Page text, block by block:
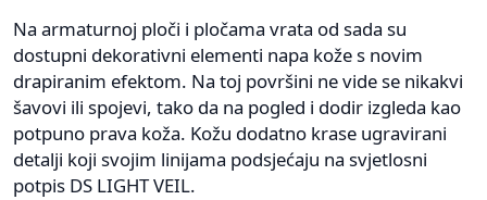
Na armaturnoj ploči i pločama vrata od sada su
dostupni dekorativni elementi napa kože s novim
drapiranim efektom. Na toj površini ne vide se nikakvi
šavovi ili spojevi, tako da na pogled i dodir izgleda kao
potpuno prava koža. Kožu dodatno krase ugravirani
detalji koji svojim linijama podsjećaju na svjetlosni
potpis DS LIGHT VEIL.